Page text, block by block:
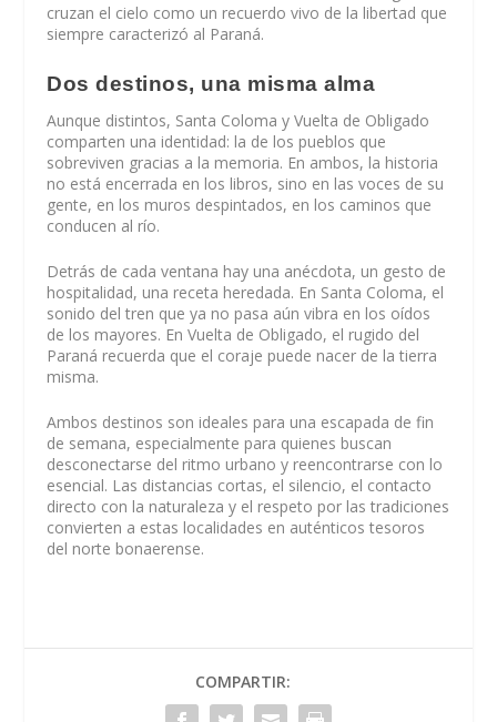
cruzan el cielo como un recuerdo vivo de la libertad que
siempre caracterizó al Paraná.
Dos destinos, una misma alma
Aunque distintos, Santa Coloma y Vuelta de Obligado
comparten una identidad: la de los pueblos que
sobreviven gracias a la memoria. En ambos, la historia
no está encerrada en los libros, sino en las voces de su
gente, en los muros despintados, en los caminos que
conducen al río.
Detrás de cada ventana hay una anécdota, un gesto de
hospitalidad, una receta heredada. En Santa Coloma, el
sonido del tren que ya no pasa aún vibra en los oídos
de los mayores. En Vuelta de Obligado, el rugido del
Paraná recuerda que el coraje puede nacer de la tierra
misma.
Ambos destinos son ideales para una escapada de fin
de semana, especialmente para quienes buscan
desconectarse del ritmo urbano y reencontrarse con lo
esencial. Las distancias cortas, el silencio, el contacto
directo con la naturaleza y el respeto por las tradiciones
convierten a estas localidades en auténticos tesoros
del norte bonaerense.
COMPARTIR: